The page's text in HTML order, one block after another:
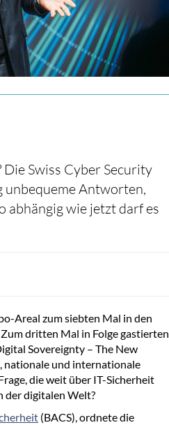
Swiss Cyber Security
unbequeme Antworten,
abhängig wie jetzt darf es
Areal zum siebten Mal in den
dritten Mal in Folge gastierten
Sovereignty – The New
nationale und internationale
die weit über IT-Sicherheit
der digitalen Welt?
(BACS), ordnete die